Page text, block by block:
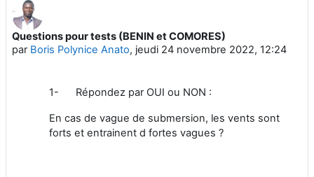
Questions pour tests (BENIN et COMORES)
par Boris Polynice Anato, jeudi 24 novembre 2022, 12:24
Nombre de réponses : 0
1- Répondez par OUI ou NON :
En cas de vague de submersion, les vents sont
forts et entrainent d fortes vagues ?